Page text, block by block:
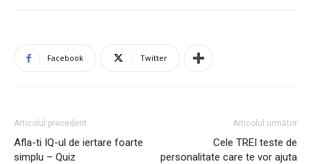
Facebook Twitter
Articolul precedent
Afla-ti IQ-ul de iertare foarte
simplu – Quiz
Articolul următor
Cele TREI teste de
personalitate care te vor ajuta